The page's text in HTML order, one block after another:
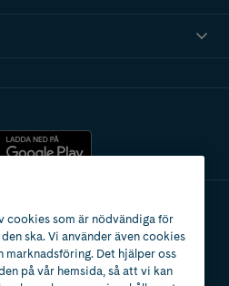
cookies som är nödvändiga för
ska. Vi använder även cookies
Det hjälper oss
på vår hemsida, så att vi kan